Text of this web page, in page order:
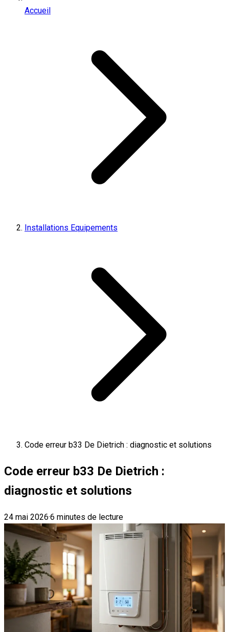
Accueil
Installations Equipements
Code erreur b33 De Dietrich : diagnostic et solutions
Code erreur b33 De Dietrich :
diagnostic et solutions
24 mai 2026·6 minutes de lecture